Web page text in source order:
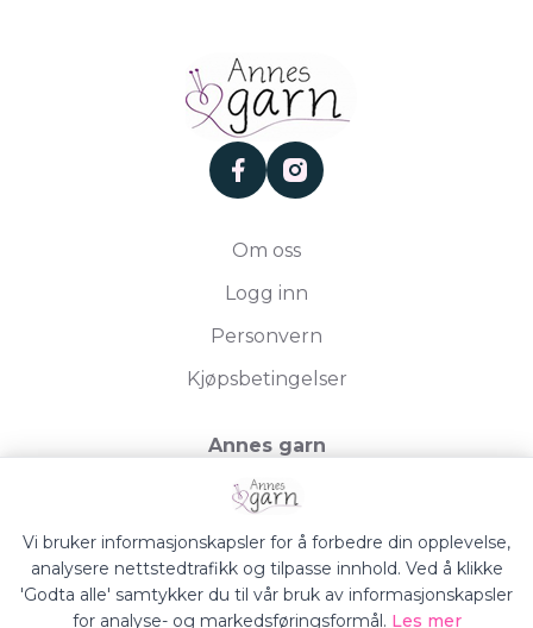
facebookinstagram
Om oss
Logg inn
Personvern
Kjøpsbetingelser
Annes garn
Storgata 19, 2750 Gran
Org.nr. 994050613
Vi bruker informasjonskapsler for å forbedre din opplevelse,
analysere nettstedtrafikk og tilpasse innhold. Ved å klikke
'Godta alle' samtykker du til vår bruk av informasjonskapsler
for analyse- og markedsføringsformål. Les mer